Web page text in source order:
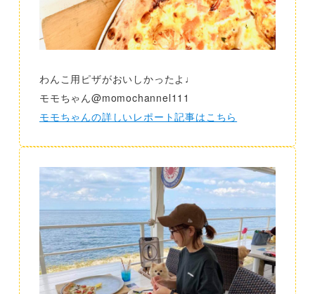
わんこ用ピザがおいしかったよ♩
モモちゃん@momochannel111
モモちゃんの詳しいレポート記事はこちら